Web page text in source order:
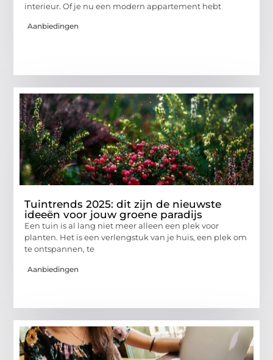
interieur. Of je nu een modern appartement hebt
Aanbiedingen
Tuintrends 2025: dit zijn de nieuwste
ideeën voor jouw groene paradijs
Een tuin is al lang niet meer alleen een plek voor
planten. Het is een verlengstuk van je huis, een plek om
te ontspannen, te
Aanbiedingen